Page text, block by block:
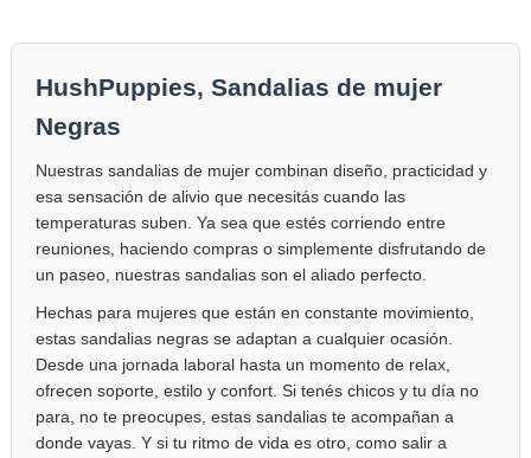
HushPuppies, Sandalias de mujer
Negras
Nuestras sandalias de mujer combinan diseño, practicidad y
esa sensación de alivio que necesitás cuando las
temperaturas suben. Ya sea que estés corriendo entre
reuniones, haciendo compras o simplemente disfrutando de
un paseo, nuestras sandalias son el aliado perfecto.
Hechas para mujeres que están en constante movimiento,
estas sandalias negras se adaptan a cualquier ocasión.
Desde una jornada laboral hasta un momento de relax,
ofrecen soporte, estilo y confort. Si tenés chicos y tu día no
para, no te preocupes, estas sandalias te acompañan a
donde vayas. Y si tu ritmo de vida es otro, como salir a